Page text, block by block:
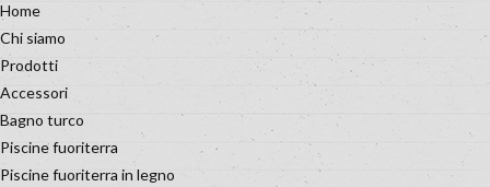
Home
Chi siamo
Prodotti
Accessori
Bagno turco
Piscine fuoriterra
Piscine fuoriterra in legno